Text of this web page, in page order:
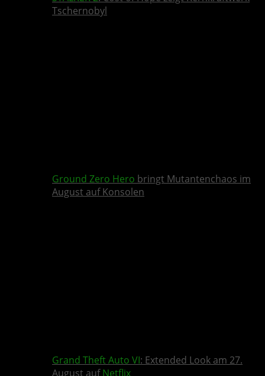
Tschernobyl
Ground Zero Hero bringt Mutantenchaos im
August auf Konsolen
Grand Theft Auto VI: Extended Look am 27.
August aufNetflix